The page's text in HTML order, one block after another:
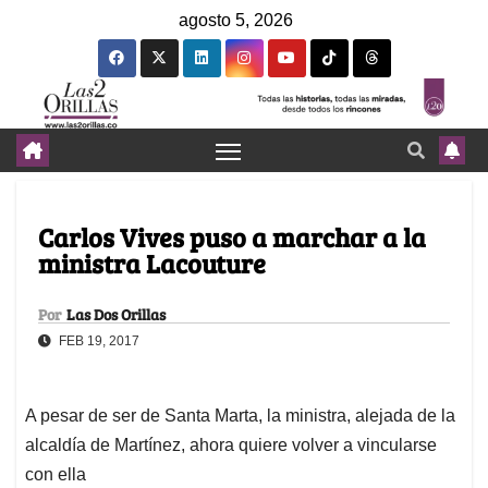
agosto 5, 2026
Carlos Vives puso a marchar a la
ministra Lacouture
Por Las Dos Orillas
FEB 19, 2017
A pesar de ser de Santa Marta, la ministra, alejada de la
alcaldía de Martínez, ahora quiere volver a vincularse
con ella